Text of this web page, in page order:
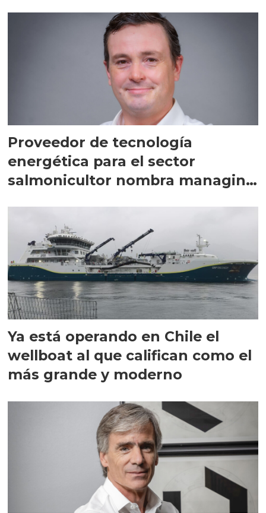
Proveedor de tecnología
energética para el sector
salmonicultor nombra managing
Ya está operando en Chile el
wellboat al que califican como el
más grande y moderno